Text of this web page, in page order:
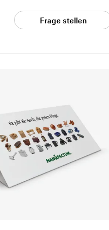
Frage stellen